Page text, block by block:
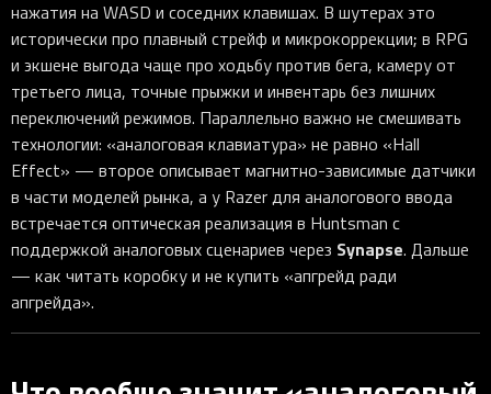
нажатия на WASD и соседних клавишах. В шутерах это
исторически про плавный стрейф и микрокоррекции; в RPG
и экшене выгода чаще про ходьбу против бега, камеру от
третьего лица, точные прыжки и инвентарь без лишних
переключений режимов. Параллельно важно не смешивать
технологии: «аналоговая клавиатура» не равно «Hall
Effect» — второе описывает магнитно-зависимые датчики
в части моделей рынка, а у Razer для аналогового ввода
встречается оптическая реализация в Huntsman с
поддержкой аналоговых сценариев через Synapse. Дальше
— как читать коробку и не купить «апгрейд ради
апгрейда».